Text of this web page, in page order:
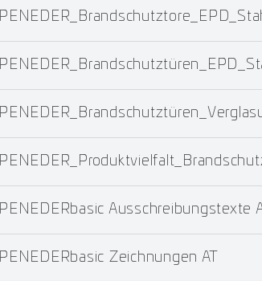
PENEDERbasic Ausschreibungstexte
PENEDERbasic Zeichnungen AT